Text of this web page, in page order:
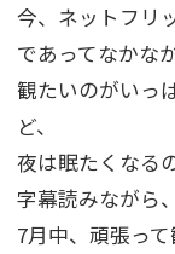
今、ネットフリ
であってなかな
観たいのがいっ
ど、
夜は眠たくなる
字幕読みながら
7月中、頑張っ